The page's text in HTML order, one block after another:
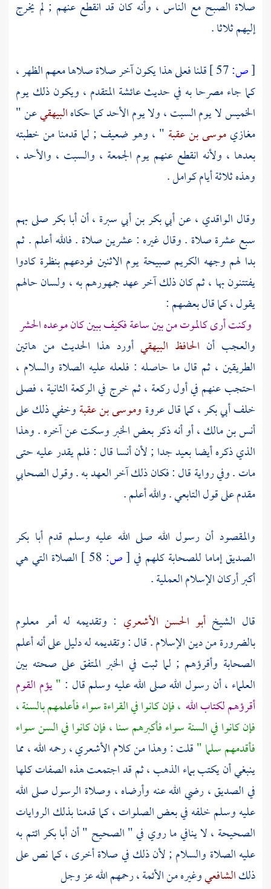
صلاة الصبح مع الناس ، وأنه كان قد انقطع عنهم ; لم يخرج
إليهم ثلاثا .
[ص:
قلنا فعلى هذا يكون آخر صلاة صلاها معهم الظهر ،
كما جاء مصرحا به في حديثعائشة المتقدم ، ويكون ذلك يوم
الخميس لا يوم السبت ، ولا يوم الأحد كما حكاهالبيهقيعن "
مغازيموسى بن عقبة " ، وهو ضعيف ; لما قدمنا من خطبته
بعدها ، ولأنه انقطع عنهم يوم الجمعة ، والسبت ، والأحد ،
وهذه ثلاثة أيام كوامل .
وقال الواقدي ،عنأبي بكر بن أبي سبرة ،أنأبا بكرصلى بهم
سبع عشرة صلاة . وقال غيره : عشرين صلاة . فالله أعلم . ثم
بدا لهم وجهه الكريم صبيحة يوم الاثنين فودعهم بنظرة كادوا
يفتتنون بها ، ثم كان ذلك آخر عهد جمهورهم به ، ولسان حالهم
يقول ، كما قال بعضهم :
وكنت أرى كالموت من بين ساعة فكيف ببين كان موعده الحشر
والعجب أن الحافظ البيهقي أورد هذا الحديث من هاتين
الطريقين ، ثم قال ما حاصله : فلعله عليه الصلاة والسلام ،
احتجب عنهم في أول ركعة ، ثم خرج في الركعة الثانية ، فصلى
خلفأبي بكر ،كما قالعروة وموسى بن عقبةوخفي ذلك على
أنس بن مالك ،أو أنه ذكر بعض الخبر وسكت عن آخره . وهذا
الذي ذكره أيضا بعيد جدا ; لأنأنساقال : فلم يقدر عليه حتى
مات . وفي رواية قال : فكان ذلك آخر العهد به . وقول الصحابي
مقدم على قول التابعي . والله أعلم .
والمقصود أن رسول الله صلى الله عليه وسلم قدمأبا بكر
الصديقإماما للصحابة كلهم في[ص:
الصلاة التي هي
أكبر أركان الإسلام العملية .
قال الشيخ أبو الحسن الأشعري : وتقديمه له أمر معلوم
بالضرورة من دين الإسلام . قال : وتقديمه له دليل على أنه أعلم
الصحابة وأقرؤهم ; لما ثبت في الخبر المتفق على صحته بين
العلماء ، أن رسول الله صلى الله عليه وسلم قال : "يؤم القوم
أقرؤهم لكتاب الله ، فإن كانوا في القراءة سواء فأعلمهم بالسنة ،
فإن كانوا في السنة سواء فأكبرهم سنا ، فإن كانوا في السن سواء
فأقدمهم سلما "قلت : وهذا من كلامالأشعري ،رحمه الله ، مما
ينبغي أن يكتب بماء الذهب ، ثم قد اجتمعت هذه الصفات كلها
فيالصديق ،رضي الله عنه وأرضاه ، وصلاة الرسول صلى الله
عليه وسلم خلفه في بعض الصلوات ، كما قدمنا بذلك الروايات
الصحيحة ، لا ينافي ما روي في " الصحيح " أنأبا بكرائتم به
عليه الصلاة والسلام ; لأن ذلك في صلاة أخرى ، كما نص على
ذلكالشافعيوغيره من الأئمة ، رحمهم الله عز وجل